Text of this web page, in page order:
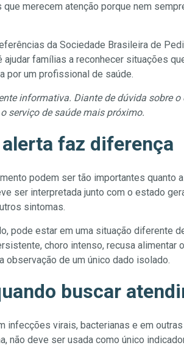
merecem atenção porque nem
da Sociedade Brasileira de
famílias a reconhecer situações
por um profissional de saúde.
informativa. Diante de dúvida sobre
serviço de saúde mais próximo.
faz diferença
podem ser tão importantes quanto
ser interpretada junto com o estado
sintomas.
pode estar em uma situação diferente
choro intenso, recusa alimentar
observação de um único dado isolado.
buscar
virais, bacterianas e em
não deve ser usada como único